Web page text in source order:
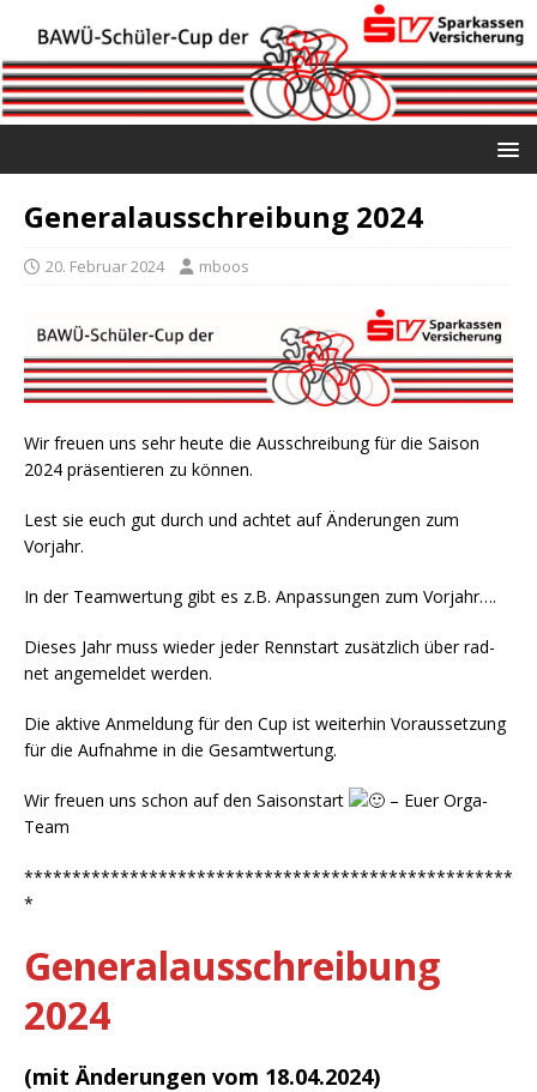
Generalausschreibung 2024
20. Februar 2024 mboos
Wir freuen uns sehr heute die Ausschreibung für die Saison
2024 präsentieren zu können.
Lest sie euch gut durch und achtet auf Änderungen zum
Vorjahr.
In der Teamwertung gibt es z.B. Anpassungen zum Vorjahr….
Dieses Jahr muss wieder jeder Rennstart zusätzlich über rad-
net angemeldet werden.
Die aktive Anmeldung für den Cup ist weiterhin Voraussetzung
für die Aufnahme in die Gesamtwertung.
Wir freuen uns schon auf den Saisonstart
– Euer Orga-
Team
***************************************************
*
Generalausschreibung
2024
(mit Änderungen vom 18.04.2024)